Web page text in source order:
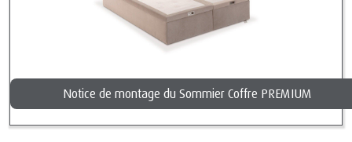
Notice de montage du Sommier Coffre PREMIUM